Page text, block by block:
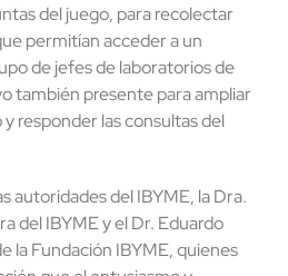
del juego, para recolectar
permitían acceder a un
de jefes de laboratorios de
también presente para ampliar
responder las consultas del
autoridades del IBYME, la Dra.
del IBYME y el Dr. Eduardo
la Fundación IBYME, quienes